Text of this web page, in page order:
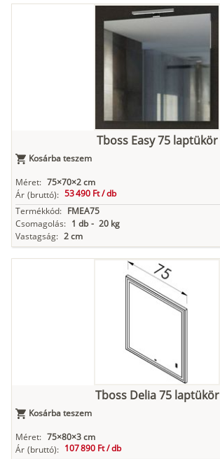
Grafit fa
Kőszürke Nádzöld
Antracit Matt fekete
Tboss Easy 75 laptükör
Kosárba teszem
Méret: 75×70×2 cm
Ár (bruttó): 53 490 Ft /db
Termékkód: FMEA75
Csomagolás: 1 db - 20 kg
Vastagság: 2 cm
Tboss Delia 75 laptükör
Kosárba teszem
Méret: 75×80×3 cm
Ár (bruttó): 107 890 Ft /db